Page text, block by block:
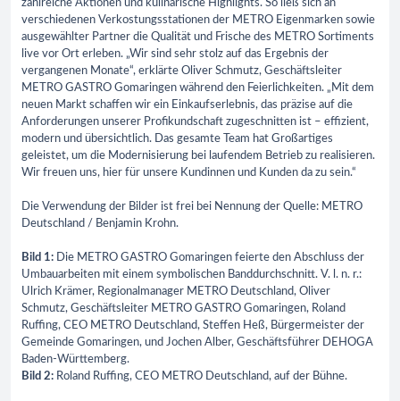
zahlreiche Aktionen und kulinarische Highlights. So ließ sich an
verschiedenen Verkostungsstationen der METRO Eigenmarken sowie
ausgewählter Partner die Qualität und Frische des METRO Sortiments
live vor Ort erleben. „Wir sind sehr stolz auf das Ergebnis der
vergangenen Monate“, erklärte Oliver Schmutz, Geschäftsleiter
METRO GASTRO Gomaringen während den Feierlichkeiten. „Mit dem
neuen Markt schaffen wir ein Einkaufserlebnis, das präzise auf die
Anforderungen unserer Profikundschaft zugeschnitten ist – effizient,
modern und übersichtlich. Das gesamte Team hat Großartiges
geleistet, um die Modernisierung bei laufendem Betrieb zu realisieren.
Wir freuen uns, hier für unsere Kundinnen und Kunden da zu sein.“
Die Verwendung der Bilder ist frei bei Nennung der Quelle: METRO
Deutschland / Benjamin Krohn.
Bild 1: Die METRO GASTRO Gomaringen feierte den Abschluss der
Umbauarbeiten mit einem symbolischen Banddurchschnitt. V. l. n. r.:
Ulrich Krämer, Regionalmanager METRO Deutschland, Oliver
Schmutz, Geschäftsleiter METRO GASTRO Gomaringen, Roland
Ruffing, CEO METRO Deutschland, Steffen Heß, Bürgermeister der
Gemeinde Gomaringen, und Jochen Alber, Geschäftsführer DEHOGA
Baden-Württemberg.
Bild 2: Roland Ruffing, CEO METRO Deutschland, auf der Bühne.